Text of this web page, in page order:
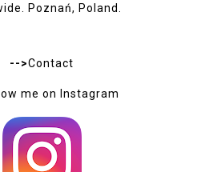
Poznań, Poland.
-->Contact
me on Instagram